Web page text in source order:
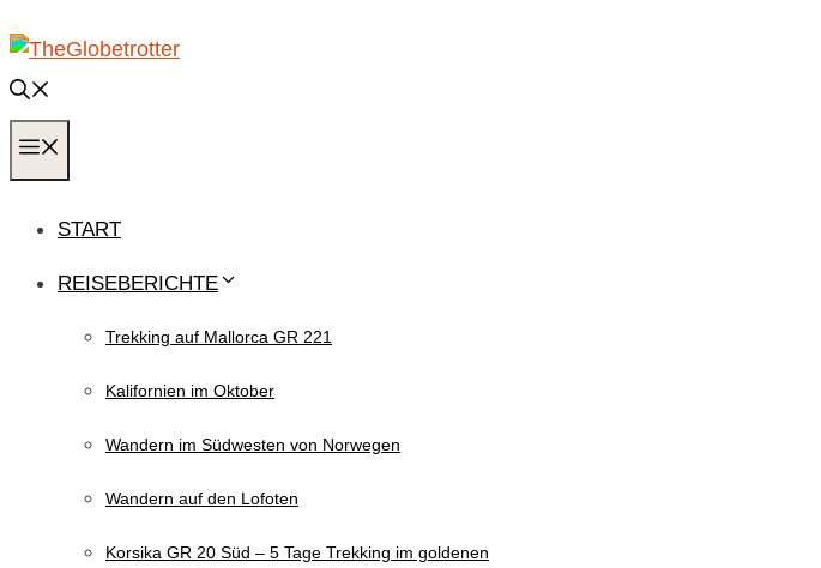
Inhalt
springen
START
REISEBERICHTE
Trekking auf Mallorca GR 221
Kalifornien im Oktober
Wandern im Südwesten von Norwegen
Wandern auf den Lofoten
Korsika GR 20 Süd – 5 Tage Trekking im goldenen